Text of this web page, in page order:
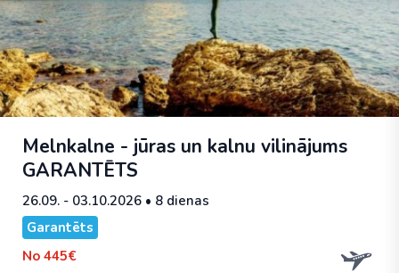
Melnkalne - jūras un kalnu vilinājums
GARANTĒTS
26.09. - 03.10.2026 • 8 dienas
Garantēts
No 445€